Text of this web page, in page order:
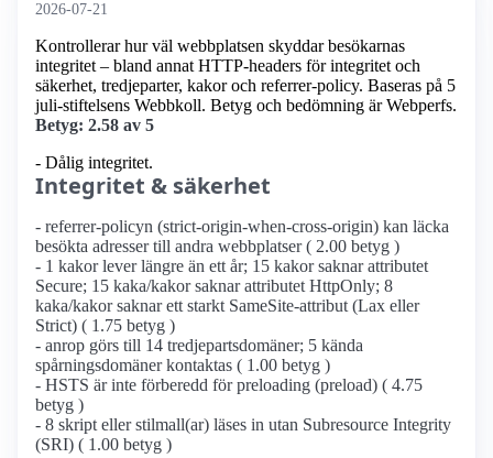
2026-07-21
Kontrollerar hur väl webbplatsen skyddar besökarnas
integritet – bland annat HTTP-headers för integritet och
säkerhet, tredjeparter, kakor och referrer-policy. Baseras på 5
juli-stiftelsens Webbkoll. Betyg och bedömning är Webperfs.
Betyg: 2.58 av 5
- Dålig integritet.
Integritet & säkerhet
- referrer-policyn (strict-origin-when-cross-origin) kan läcka
besökta adresser till andra webbplatser ( 2.00 betyg )
- 1 kakor lever längre än ett år; 15 kakor saknar attributet
Secure; 15 kaka/kakor saknar attributet HttpOnly; 8
kaka/kakor saknar ett starkt SameSite-attribut (Lax eller
Strict) ( 1.75 betyg )
- anrop görs till 14 tredjepartsdomäner; 5 kända
spårningsdomäner kontaktas ( 1.00 betyg )
- HSTS är inte förberedd för preloading (preload) ( 4.75
betyg )
- 8 skript eller stilmall(ar) läses in utan Subresource Integrity
(SRI) ( 1.00 betyg )